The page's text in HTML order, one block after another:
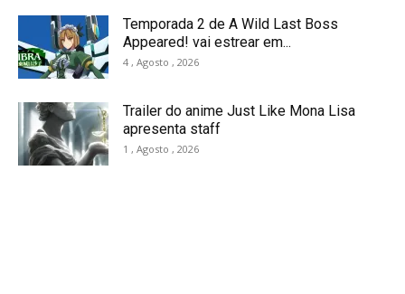
Temporada 2 de A Wild Last Boss
Appeared! vai estrear em...
4 , Agosto , 2026
Trailer do anime Just Like Mona Lisa
apresenta staff
1 , Agosto , 2026